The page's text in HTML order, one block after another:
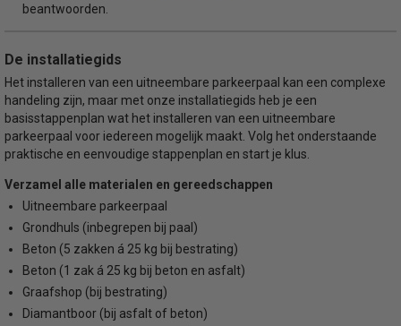
beantwoorden.
De installatiegids
Het installeren van een uitneembare parkeerpaal kan een complexe
handeling zijn, maar met onze installatiegids heb je een
basisstappenplan wat het installeren van een uitneembare
parkeerpaal voor iedereen mogelijk maakt. Volg het onderstaande
praktische en eenvoudige stappenplan en start je klus.
Verzamel alle materialen en gereedschappen
Uitneembare parkeerpaal
Grondhuls (inbegrepen bij paal)
Beton (5 zakken á 25 kg bij bestrating)
Beton (1 zak á 25 kg bij beton en asfalt)
Graafshop (bij bestrating)
Diamantboor (bij asfalt of beton)